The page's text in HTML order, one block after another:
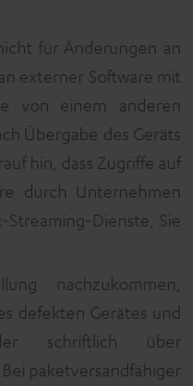
für Änderungen an
externer Software mit
von einem anderen
Übergabe des Geräts
hin, dass Zugriffe auf
durch Unternehmen
Streaming-Dienste, Sie
nachzukommen,
defekten Gerätes und
schriftlich über
. Bei paketversandfähiger